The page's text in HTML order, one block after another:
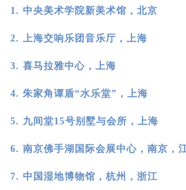
1. 中央美术学院新美术馆，北京
2. 上海交响乐团音乐厅，上海
3. 喜马拉雅中心，上海
4. 朱家角谭盾“水乐堂”，上海
5. 九间堂15号别墅与会所，上海
6. 南京佛手湖国际会展中心，南京，
7. 中国湿地博物馆，杭州，浙江